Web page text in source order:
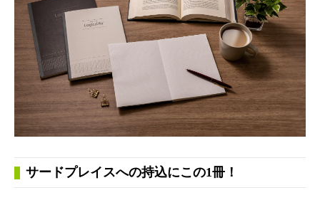
サードプレイスへの持込にこの1冊！